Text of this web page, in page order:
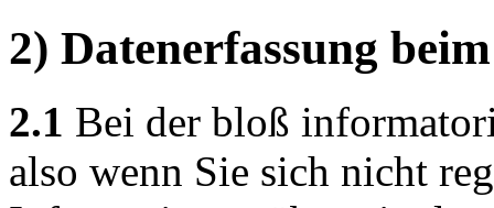
2) Datenerfassung
2.1 Bei der bloß
also wenn Sie sich nicht